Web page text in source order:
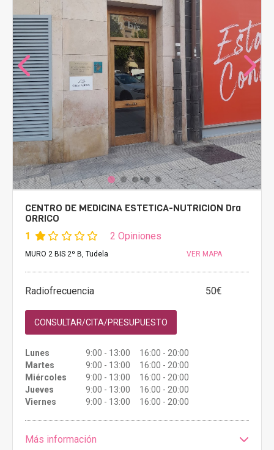
CENTRO DE MEDICINA ESTETICA-NUTRICION Dra
ORRICO
1 2 Opiniones
MURO 2 BIS 2º B, Tudela VER MAPA
Radiofrecuencia 50€
CONSULTAR/CITA/PRESUPUESTO
Lunes
9:00 - 13:00 16:00 - 20:00
Martes
9:00 - 13:00 16:00 - 20:00
Miércoles
9:00 - 13:00 16:00 - 20:00
Jueves
9:00 - 13:00 16:00 - 20:00
Viernes
9:00 - 13:00 16:00 - 20:00
Más información